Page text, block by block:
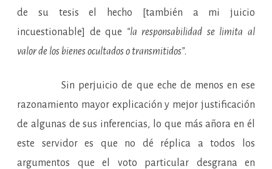
de su tesis el hecho [también a mi juicio
incuestionable] de que “la responsabilidad se limita al
valor de los bienes ocultados o transmitidos”.
Sin perjuicio de que eche de menos en ese
razonamiento mayor explicación y mejor justificación
de algunas de sus inferencias, lo que más añora en él
este servidor es que no dé réplica a todos los
argumentos que el voto particular desgrana en